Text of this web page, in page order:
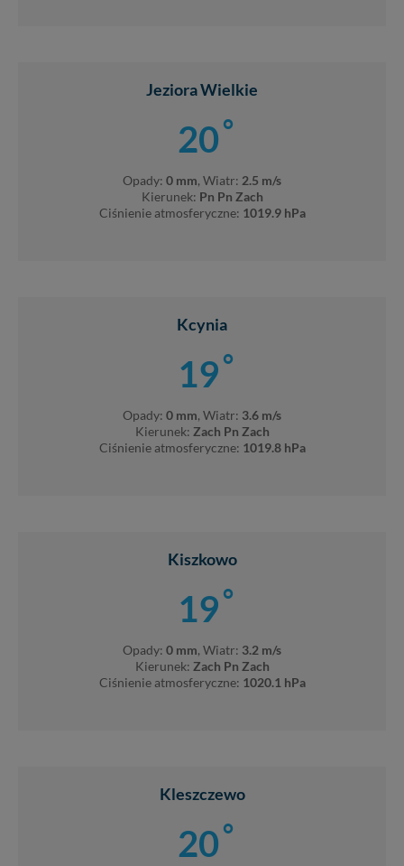
Jeziora Wielkie
20°
Opady: 0 mm, Wiatr: 2.5 m/s
Kierunek: Pn Pn Zach
Ciśnienie atmosferyczne: 1019.9 hPa
Kcynia
19°
Opady: 0 mm, Wiatr: 3.6 m/s
Kierunek: Zach Pn Zach
Ciśnienie atmosferyczne: 1019.8 hPa
Kiszkowo
19°
Opady: 0 mm, Wiatr: 3.2 m/s
Kierunek: Zach Pn Zach
Ciśnienie atmosferyczne: 1020.1 hPa
Kleszczewo
20°